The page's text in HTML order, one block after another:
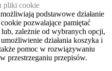
pliki cookie
podstawowe działanie
pozwalające pamiętać
zależnie od wybranych opcji,
działania koszyka i
pomoc w rozwiązywaniu
przestrzeganiu przepisów.